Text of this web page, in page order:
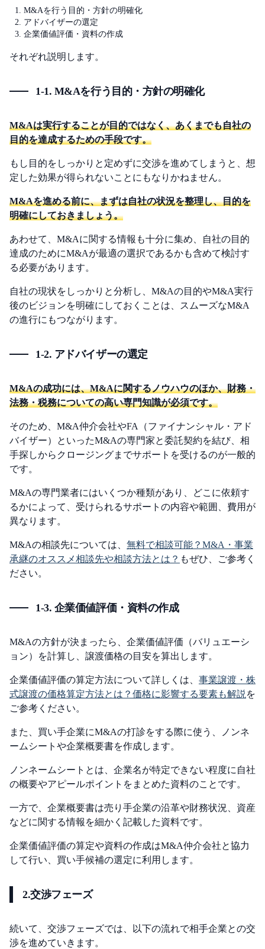
M&Aを行う目的・方針の明確化
アドバイザーの選定
企業価値評価・資料の作成
それぞれ説明します。
1-1. M&Aを行う目的・方針の明確化
M&Aは実行することが目的ではなく、あくまでも自社の
目的を達成するための手段です。
もし目的をしっかりと定めずに交渉を進めてしまうと、想
定した効果が得られないことにもなりかねません。
M&Aを進める前に、まずは自社の状況を整理し、目的を
明確にしておきましょう。
あわせて、M&Aに関する情報も十分に集め、自社の目的
達成のためにM&Aが最適の選択であるかも含めて検討す
る必要があります。
自社の現状をしっかりと分析し、M&Aの目的やM&A実行
後のビジョンを明確にしておくことは、スムーズなM&A
の進行にもつながります。
1-2. アドバイザーの選定
M&Aの成功には、M&Aに関するノウハウのほか、財務・
法務・税務についての高い専門知識が必須です。
そのため、M&A仲介会社やFA（ファイナンシャル・アド
バイザー）といったM&Aの専門家と委託契約を結び、相
手探しからクロージングまでサポートを受けるのが一般的
です。
M&Aの専門業者にはいくつか種類があり、どこに依頼す
るかによって、受けられるサポートの内容や範囲、費用が
異なります。
M&Aの相談先については、 無料で相談可能？M&A・事業
承継のオススメ相談先や相談方法とは？ もぜひ、ご参考く
ださい。
1-3. 企業価値評価・資料の作成
M&Aの方針が決まったら、企業価値評価（バリュエーシ
ョン）を計算し、譲渡価格の目安を算出します。
企業価値評価の算定方法について詳しくは、 事業譲渡・株
式譲渡の価格算定方法とは？価格に影響する要素も解説 を
ご参考ください。
また、買い手企業にM&Aの打診をする際に使う、ノンネ
ームシートや企業概要書を作成します。
ノンネームシートとは、企業名が特定できない程度に自社
の概要やアピールポイントをまとめた資料のことです。
一方で、企業概要書は売り手企業の沿革や財務状況、資産
などに関する情報を細かく記載した資料です。
企業価値評価の算定や資料の作成はM&A仲介会社と協力
して行い、買い手候補の選定に利用します。
2.交渉フェーズ
続いて、交渉フェーズでは、以下の流れで相手企業との交
渉を進めていきます。